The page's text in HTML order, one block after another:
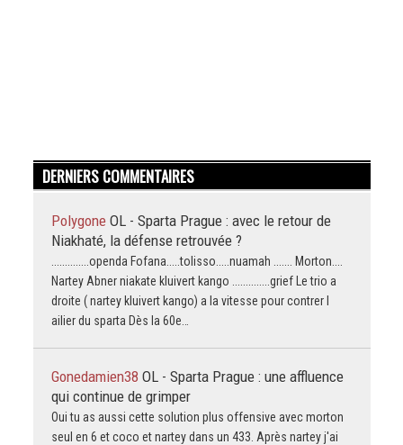
DERNIERS COMMENTAIRES
Polygone OL - Sparta Prague : avec le retour de
Niakhaté, la défense retrouvée ?
..............openda Fofana.....tolisso.....nuamah ....... Morton....
Nartey Abner niakate kluivert kango ..............grief Le trio a
droite ( nartey kluivert kango) a la vitesse pour contrer l
ailier du sparta Dès la 60e…
Gonedamien38 OL - Sparta Prague : une affluence
qui continue de grimper
Oui tu as aussi cette solution plus offensive avec morton
seul en 6 et coco et nartey dans un 433. Après nartey j'ai